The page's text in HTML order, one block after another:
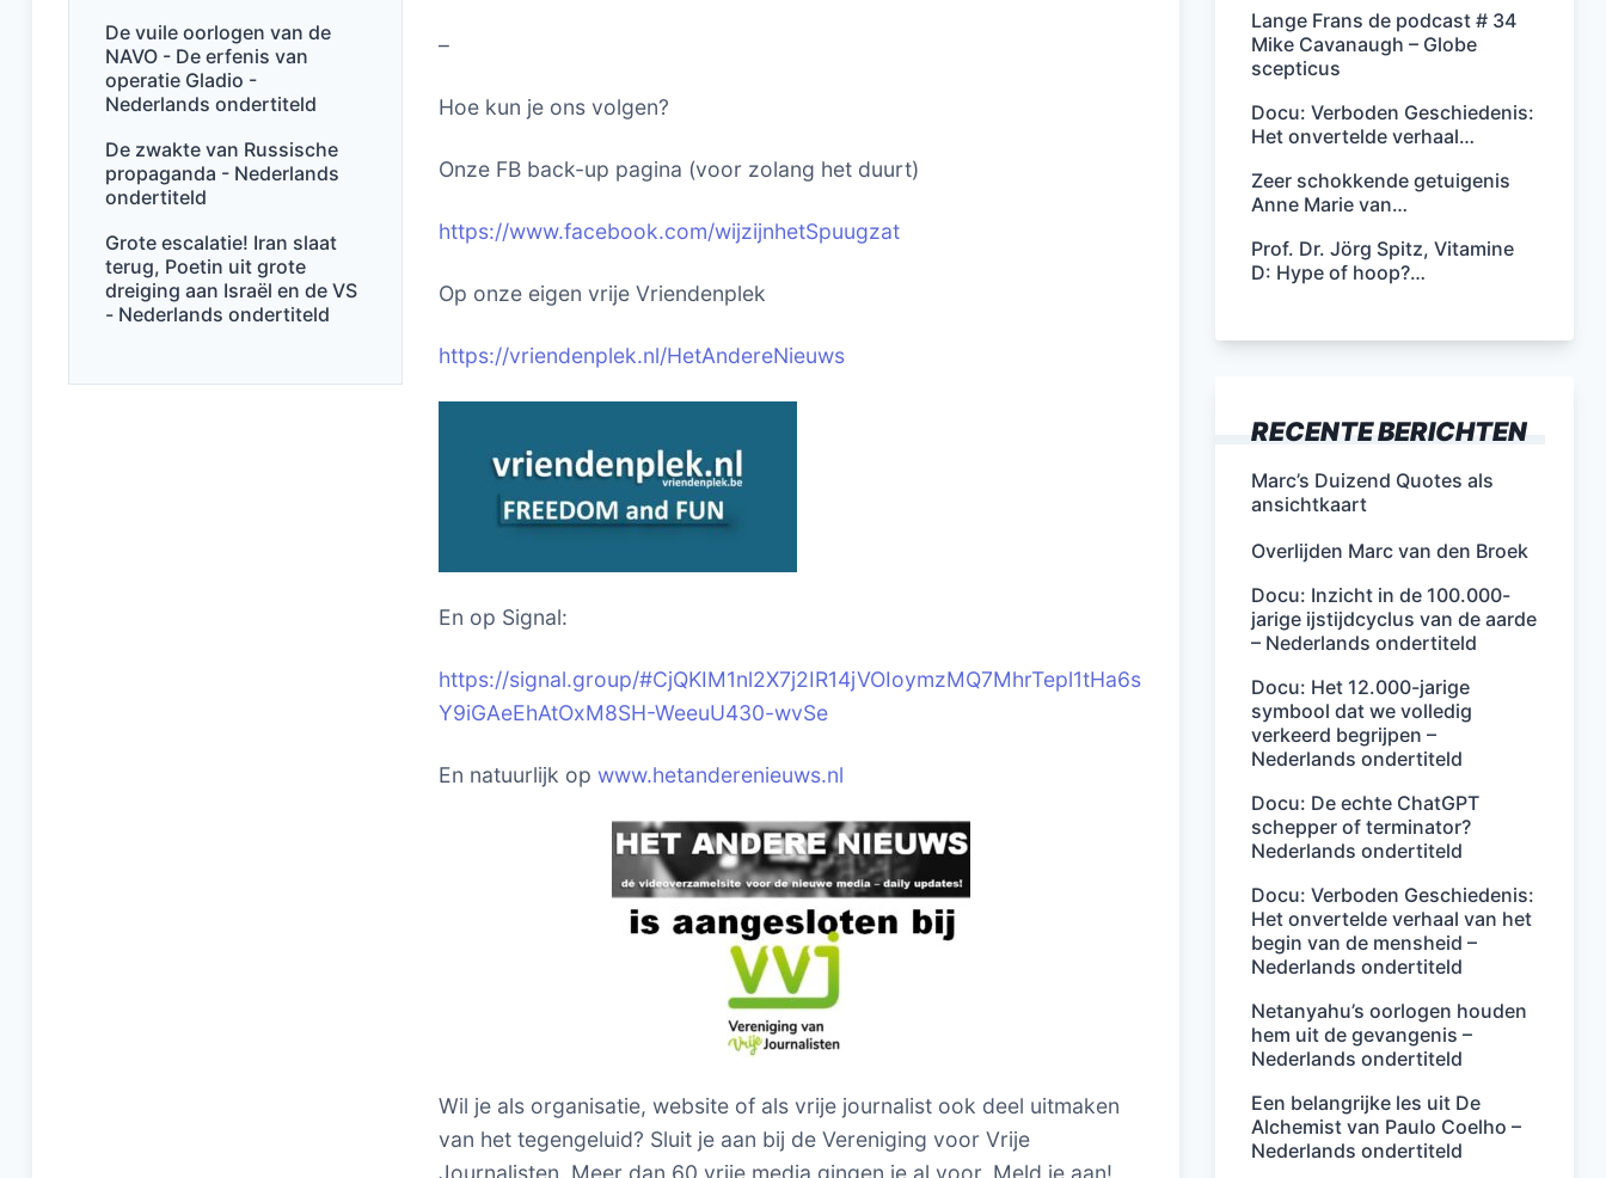
De vuile oorlogen van de
NAVO - De erfenis van
operatie Gladio -
Nederlands ondertiteld
De zwakte van Russische
propaganda - Nederlands
ondertiteld
Grote escalatie! Iran slaat
terug, Poetin uit grote
dreiging aan Israël en de VS
- Nederlands ondertiteld
–
Hoe kun je ons volgen?
Onze FB back-up pagina (voor zolang het duurt)
https://www.facebook.com/wijzijnhetSpuugzat
Op onze eigen vrije Vriendenplek
https://vriendenplek.nl/HetAndereNieuws
En op Signal:
https://signal.group/#CjQKIM1nl2X7j2IR14jVOIoymzMQ7MhrTepl1tHa6s
Y9iGAeEhAtOxM8SH-WeeuU430-wvSe
En natuurlijk op www.hetanderenieuws.nl
Wil je als organisatie, website of als vrije journalist ook deel uitmaken
van het tegengeluid? Sluit je aan bij de Vereniging voor Vrije
Journalisten. Meer dan 60 vrije media gingen je al voor. Meld je aan!
Lange Frans de podcast # 34
Mike Cavanaugh – Globe
scepticus
Docu: Verboden Geschiedenis:
Het onvertelde verhaal…
Zeer schokkende getuigenis
Anne Marie van…
Prof. Dr. Jörg Spitz, Vitamine
D: Hype of hoop?…
RECENTE BERICHTEN
Marc’s Duizend Quotes als
ansichtkaart
Overlijden Marc van den Broek
Docu: Inzicht in de 100.000-
jarige ijstijdcyclus van de aarde
– Nederlands ondertiteld
Docu: Het 12.000-jarige
symbool dat we volledig
verkeerd begrijpen –
Nederlands ondertiteld
Docu: De echte ChatGPT
schepper of terminator?
Nederlands ondertiteld
Docu: Verboden Geschiedenis:
Het onvertelde verhaal van het
begin van de mensheid –
Nederlands ondertiteld
Netanyahu’s oorlogen houden
hem uit de gevangenis –
Nederlands ondertiteld
Een belangrijke les uit De
Alchemist van Paulo Coelho –
Nederlands ondertiteld